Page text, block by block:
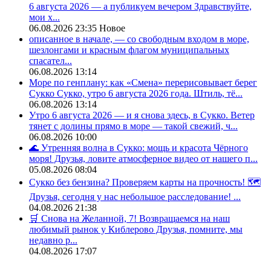
6 августа 2026 — а публикуем вечером Здравствуйте,
мои х...
06.08.2026 23:35 Новое
описанное в начале, — со свободным входом в море,
шезлонгами и красным флагом муниципальных
спасател...
06.08.2026 13:14
Море по генплану: как «Смена» перерисовывает берег
Сукко Сукко, утро 6 августа 2026 года. Штиль, тё...
06.08.2026 13:14
Утро 6 августа 2026 — и я снова здесь, в Сукко. Ветер
тянет с долины прямо в море — такой свежий, ч...
06.08.2026 10:00
🌊 Утренняя волна в Сукко: мощь и красота Чёрного
моря! Друзья, ловите атмосферное видео от нашего п...
05.08.2026 08:04
Сукко без бензина? Проверяем карты на прочность! 🗺️
Друзья, сегодня у нас небольшое расследование! ...
04.08.2026 21:38
🛒 Снова на Желанной, 7! Возвращаемся на наш
любимый рынок у Киблерово Друзья, помните, мы
недавно р...
04.08.2026 17:07